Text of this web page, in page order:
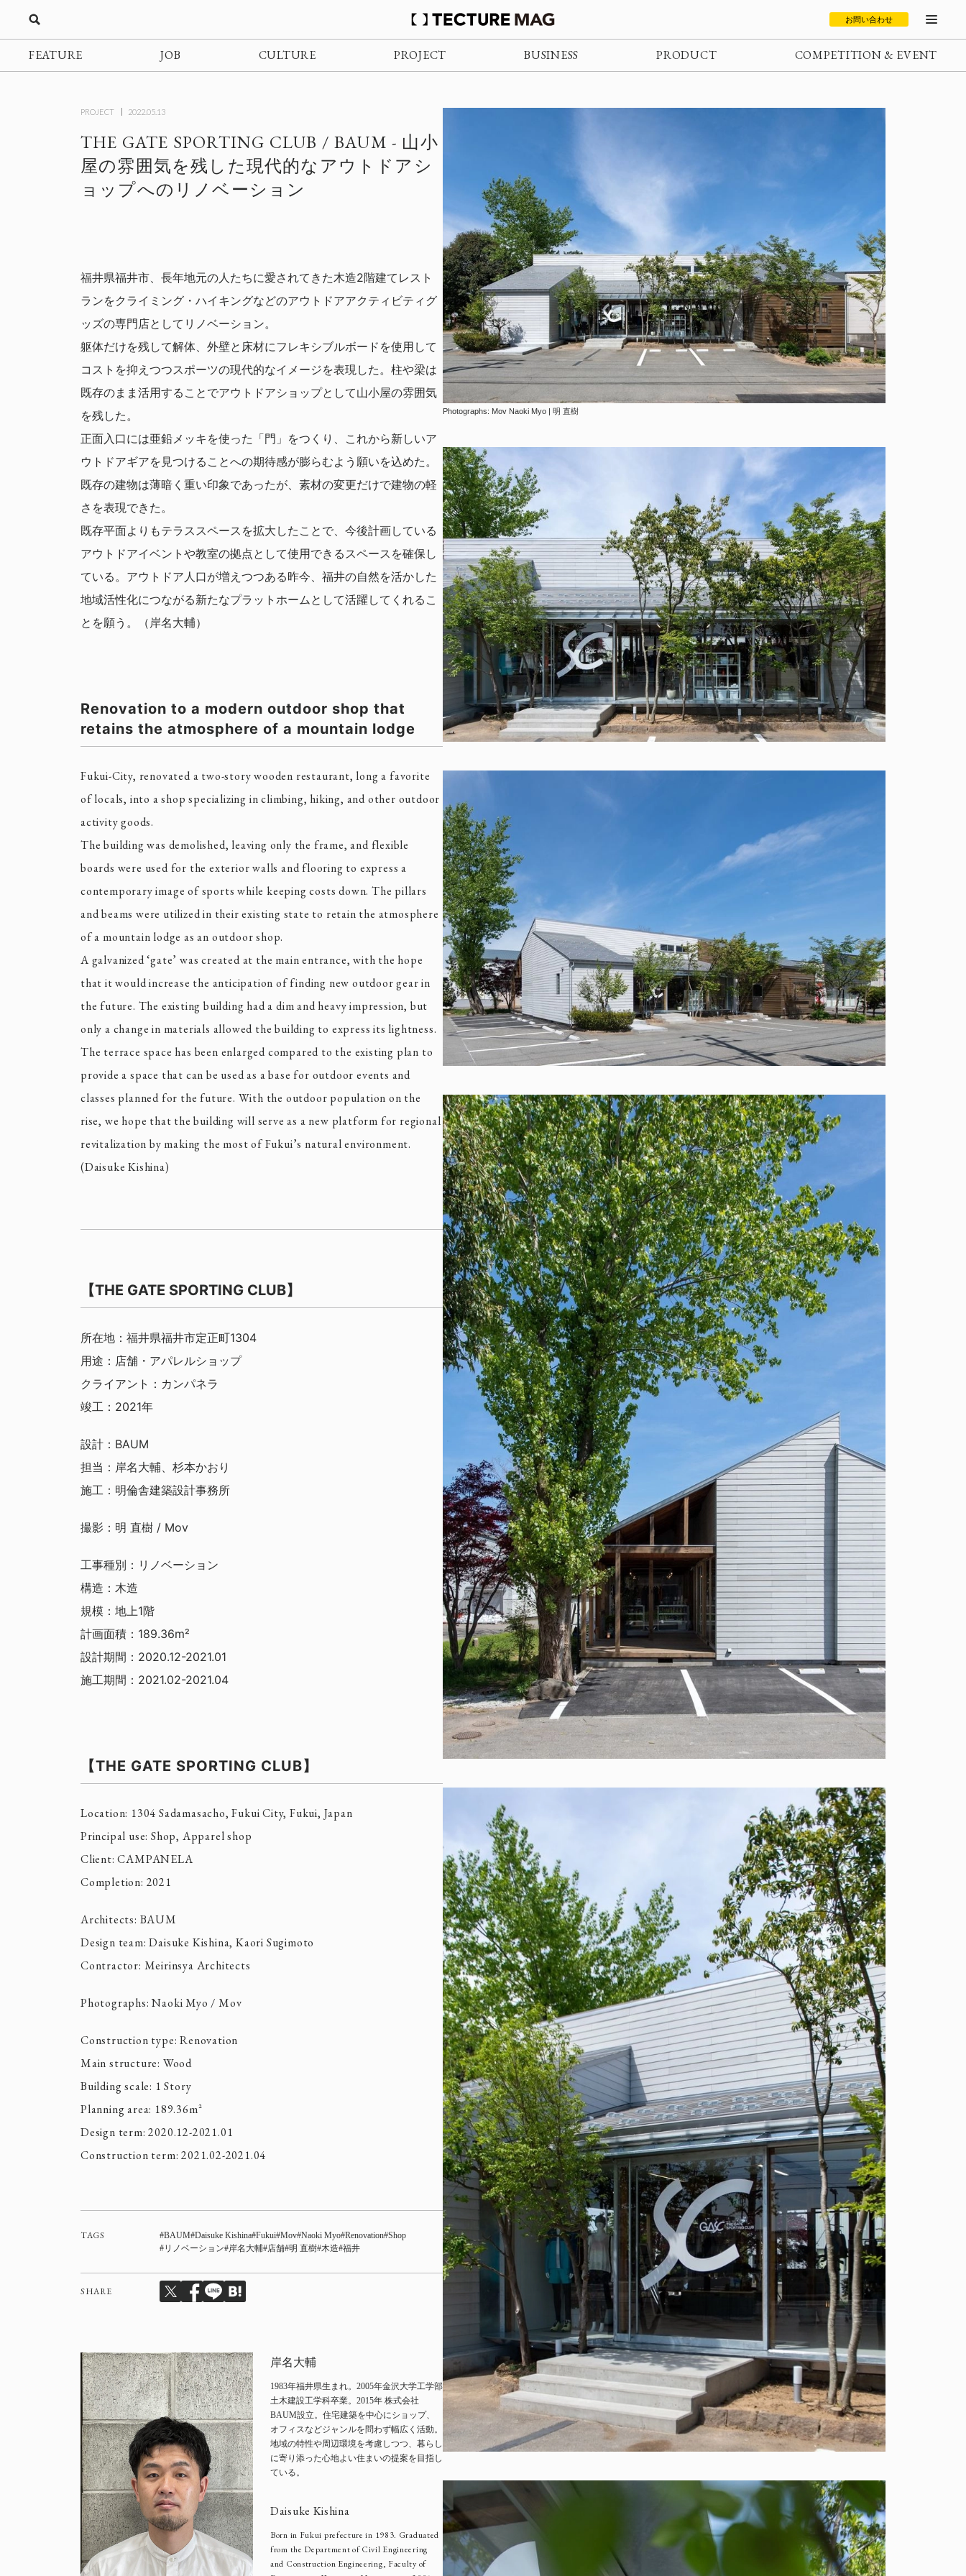
お問い合わせ
FEATURE JOB CULTURE PROJECT BUSINESS PRODUCT COMPETITION & EVENT
PROJECT 2022.05.13
THE GATE SPORTING CLUB / BAUM - 山小
屋の雰囲気を残した現代的なアウトドアシ
ョップへのリノベーション
福井県福井市、長年地元の人たちに愛されてきた木造2階建てレスト
ランをクライミング・ハイキングなどのアウトドアアクティビティグ
ッズの専門店としてリノベーション。
躯体だけを残して解体、外壁と床材にフレキシブルボードを使用して
コストを抑えつつスポーツの現代的なイメージを表現した。柱や梁は
既存のまま活用することでアウトドアショップとして山小屋の雰囲気
を残した。
正面入口には亜鉛メッキを使った「門」をつくり、これから新しいア
ウトドアギアを見つけることへの期待感が膨らむよう願いを込めた。
既存の建物は薄暗く重い印象であったが、素材の変更だけで建物の軽
さを表現できた。
既存平面よりもテラススペースを拡大したことで、今後計画している
アウトドアイベントや教室の拠点として使用できるスペースを確保し
ている。アウトドア人口が増えつつある昨今、福井の自然を活かした
地域活性化につながる新たなプラットホームとして活躍してくれるこ
とを願う。（岸名大輔）
Renovation to a modern outdoor shop that
retains the atmosphere of a mountain lodge
Fukui-City, renovated a two-story wooden restaurant, long a favorite
of locals, into a shop specializing in climbing, hiking, and other outdoor
activity goods.
The building was demolished, leaving only the frame, and flexible
boards were used for the exterior walls and flooring to express a
contemporary image of sports while keeping costs down. The pillars
and beams were utilized in their existing state to retain the atmosphere
of a mountain lodge as an outdoor shop.
A galvanized ‘gate’ was created at the main entrance, with the hope
that it would increase the anticipation of finding new outdoor gear in
the future. The existing building had a dim and heavy impression, but
only a change in materials allowed the building to express its lightness.
The terrace space has been enlarged compared to the existing plan to
provide a space that can be used as a base for outdoor events and
classes planned for the future. With the outdoor population on the
rise, we hope that the building will serve as a new platform for regional
revitalization by making the most of Fukui’s natural environment.
(Daisuke Kishina)
【THE GATE SPORTING CLUB】
所在地：福井県福井市定正町1304
用途：店舗・アパレルショップ
クライアント：カンパネラ
竣工：2021年
設計：BAUM
担当：岸名大輔、杉本かおり
施工：明倫舎建築設計事務所
撮影：明 直樹 / Mov
工事種別：リノベーション
構造：木造
規模：地上1階
計画面積：189.36m²
設計期間：2020.12-2021.01
施工期間：2021.02-2021.04
【THE GATE SPORTING CLUB】
Location: 1304 Sadamasacho, Fukui City, Fukui, Japan
Principal use: Shop, Apparel shop
Client: CAMPANELA
Completion: 2021
Architects: BAUM
Design team: Daisuke Kishina, Kaori Sugimoto
Contractor: Meirinsya Architects
Photographs: Naoki Myo / Mov
Construction type: Renovation
Main structure: Wood
Building scale: 1 Story
Planning area: 189.36m²
Design term: 2020.12-2021.01
Construction term: 2021.02-2021.04
TAGS BAUM Daisuke Kishina Fukui Mov Naoki Myo Renovation Shop
リノベーション 岸名大輔 店舗 明 直樹 木造 福井
SHARE
岸名大輔
1983年福井県生まれ。2005年金沢大学工学部
土木建設工学科卒業。2015年 株式会社
BAUM設立。住宅建築を中心にショップ、
オフィスなどジャンルを問わず幅広く活動。
地域の特性や周辺環境を考慮しつつ、暮らし
に寄り添った心地よい住まいの提案を目指し
ている。
Daisuke Kishina
Born in Fukui prefecture in 1983. Graduated
from the Department of Civil Engineering
and Construction Engineering, Faculty of
Photographs: Mov Naoki Myo | 明 直樹